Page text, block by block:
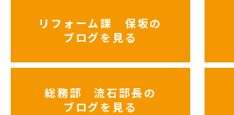
リフォーム課 保坂の
ブログを見る
総務部 流石部長の
ブログを見る